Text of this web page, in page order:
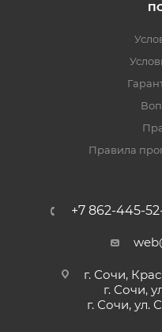
Правила
+7 862-445-
г. Сочи,
г. Сочи,
г. Сочи, ул.